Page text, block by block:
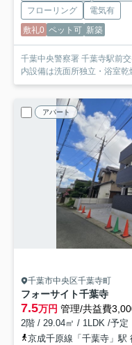
フローリング
電気有
敷礼0 ペット可 新築
千葉中央警察署 千葉寺駅前
内設備は洗面所独立・浴室
アパート
千葉市中央区千葉寺町
フォーサイト千葉寺
7.5万円 管理/共益費
2階 / 29.04㎡ / 1LDK /予定
京成千原線「千葉寺」駅